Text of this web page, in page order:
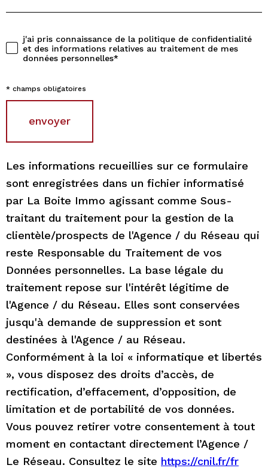
d
o
n
é
s
S
I
G
E
Z
S
c
o
o
r
d
o
n
n
é
e
s
Validation
j'ai pris connaissance de la politique de confidentialité
et des informations relatives au traitement de mes
données personnelles*
* champs obligatoires
envoyer
Les informations recueillies sur ce formulaire
sont enregistrées dans un fichier informatisé
par La Boite Immo agissant comme Sous-
traitant du traitement pour la gestion de la
clientèle/prospects de l'Agence / du Réseau qui
reste Responsable du Traitement de vos
Données personnelles. La base légale du
traitement repose sur l'intérêt légitime de
l'Agence / du Réseau. Elles sont conservées
jusqu'à demande de suppression et sont
destinées à l'Agence / au Réseau.
Conformément à la loi « informatique et libertés
», vous disposez des droits d’accès, de
rectification, d’effacement, d’opposition, de
limitation et de portabilité de vos données.
Vous pouvez retirer votre consentement à tout
moment en contactant directement l’Agence /
Le Réseau. Consultez le site https://cnil.fr/fr